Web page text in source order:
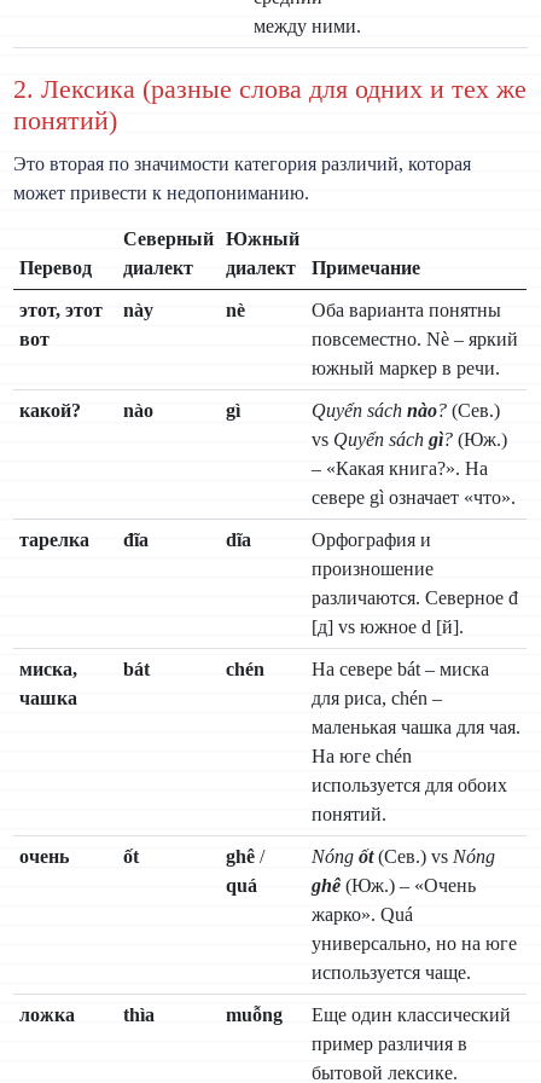
между ними.
2. Лексика (разные слова для одних и тех же
понятий)
Это вторая по значимости категория различий, которая
может привести к недопониманию.
Перевод
Северный
диалект
Южный
диалект
Примечание
этот, этот
вот
này nè
Оба варианта понятны
повсеместно. Nè – яркий
южный маркер в речи.
какой? nào gì Quyển sáchnào? (Сев.)
vs Quyển sáchgì? (Юж.)
– «Какая книга?». На
севере gì означает «что».
тарелка đĩa dĩa
Орфография и
произношение
различаются. Северное đ
[д] vs южное d [й].
миска,
чашка
bát chén
На севере bát – миска
для риса, chén –
маленькая чашка для чая.
На юге chén
используется для обоих
понятий.
очень ốt ghê /
quá
Nóngốt(Сев.) vs Nóng
ghê (Юж.) – «Очень
жарко». Quá
универсально, но на юге
используется чаще.
ложка thìa muỗng
Еще один классический
пример различия в
бытовой лексике.